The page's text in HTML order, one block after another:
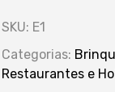
SKU: E1
Categorias:
Restaurantes e